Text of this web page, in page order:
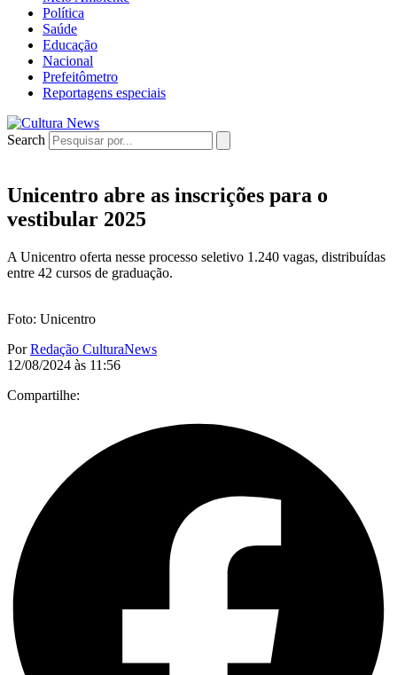
Política
Saúde
Educação
Nacional
Prefeitômetro
Reportagens especiais
Search
Unicentro abre as inscrições para o
vestibular 2025
A Unicentro oferta nesse processo seletivo 1.240 vagas, distribuídas
entre 42 cursos de graduação.
Foto: Unicentro
PorRedação CulturaNews
12/08/2024 às 11:56
Compartilhe: